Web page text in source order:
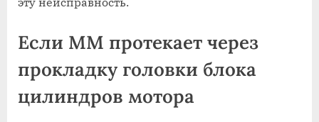
Если ММ протекает через
прокладку головки блока
цилиндров мотора